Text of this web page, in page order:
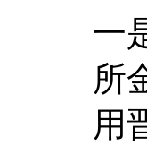
一
所
用